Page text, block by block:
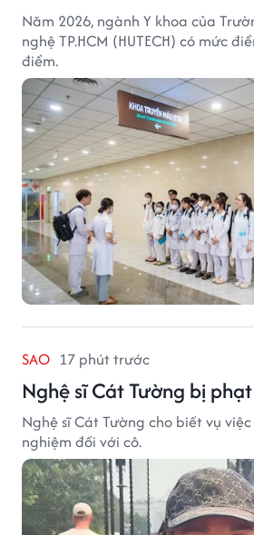
Năm 2026, ngành Y khoa của
nghệ TP.HCM (HUTECH) có mức
điểm.
SAO 17 phút trước
Nghệ sĩ Cát Tường bị
Nghệ sĩ Cát Tường cho biết vụ
nghiệm đối với cô.